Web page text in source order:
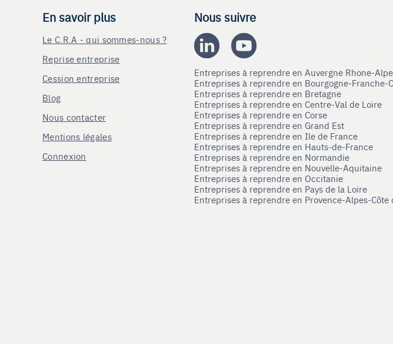
En savoir plus
Le C.R.A - qui sommes-nous ?
Reprise entreprise
Cession entreprise
Blog
Nous contacter
Mentions légales
Connexion
Nous suivre
Entreprises à reprendre en Auvergne Rhone-
Entreprises à reprendre en Bourgogne-Franche-
Entreprises à reprendre en Bretagne
Entreprises à reprendre en Centre-Val de Loire
Entreprises à reprendre en Corse
Entreprises à reprendre en Grand Est
Entreprises à reprendre en Ile de France
Entreprises à reprendre en Hauts-de-France
Entreprises à reprendre en Normandie
Entreprises à reprendre en Nouvelle-Aquitaine
Entreprises à reprendre en Occitanie
Entreprises à reprendre en Pays de la Loire
Entreprises à reprendre en Provence-Alpes-Côte